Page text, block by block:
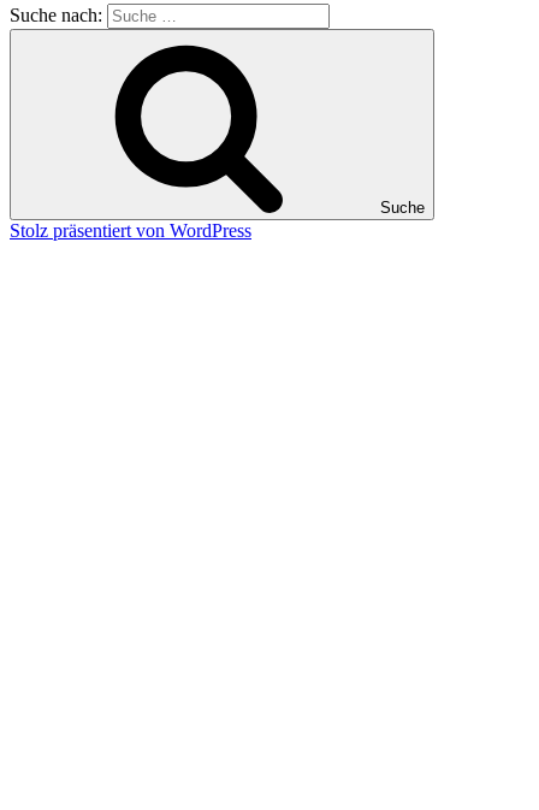
Suche nach:
Suche
Stolz präsentiert von WordPress